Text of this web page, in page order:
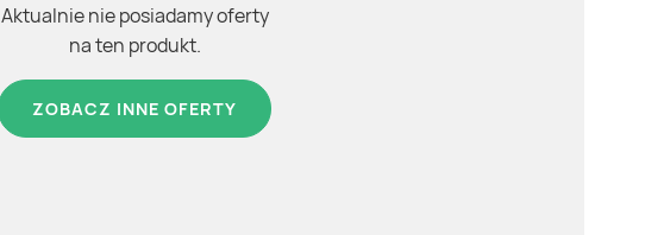
Aktualnie nie posiadamy oferty
na ten produkt.
ZOBACZ INNE OFERTY